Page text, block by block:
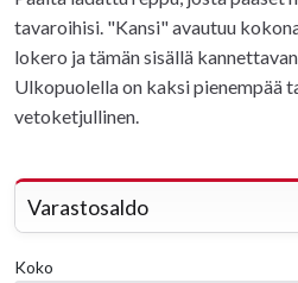
tavaroihisi. "Kansi" avautuu
lokero ja tämän sisällä
Ulkopuolella on kaksi pienempää
vetoketjullinen.
Varastosaldo
Koko